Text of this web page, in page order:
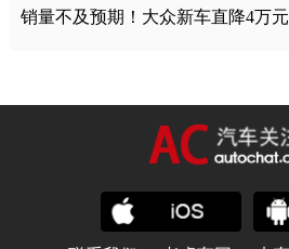
销量不及预期！大众新车直降4万元